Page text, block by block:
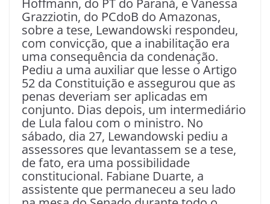
Hoffmann, do PT do Paraná, e Vanessa
Grazziotin, do PCdoB do Amazonas,
sobre a tese, Lewandowski respondeu,
com convicção, que a inabilitação era
uma consequência da condenação.
Pediu a uma auxiliar que lesse o Artigo
52 da Constituição e assegurou que as
penas deveriam ser aplicadas em
conjunto. Dias depois, um intermediário
de Lula falou com o ministro. No
sábado, dia 27, Lewandowski pediu a
assessores que levantassem se a tese,
de fato, era uma possibilidade
constitucional. Fabiane Duarte, a
assistente que permaneceu a seu lado